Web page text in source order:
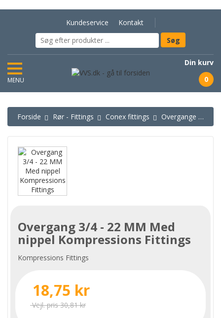
Kundeservice Kontakt
MENU
Din kurv
0
Forside Rør - Fittings Conex fittings Overgange - Conex
Overgang 3/4 - 22 MM Med
nippel Kompressions Fittings
Kompressions Fittings
18,75 kr
Vejl. pris 30,81 kr